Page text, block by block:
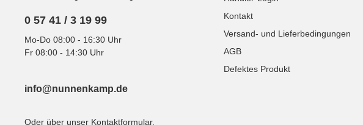
0 57 41 / 3 19 99
Mo-Do 08:00 - 16:30 Uhr
Fr 08:00 - 14:30 Uhr
info@nunnenkamp.de
Oder über unser Kontaktformular.
Kontakt
Versand- und Lieferbedingungen
AGB
Defektes Produkt